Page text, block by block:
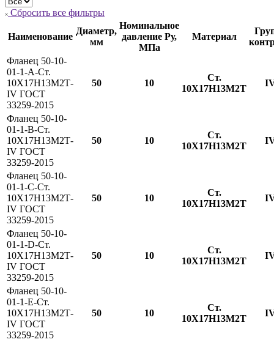
Сбросить все фильтры
Наименование
Диаметр,
мм
Номинальное
давление Ру,
МПа
Материал
Фланец 50-10-
01-1-A-Ст.
10Х17Н13М2Т-
IV ГОСТ
33259-2015
50 10
Ст.
10Х17Н13М2Т
Фланец 50-10-
01-1-B-Ст.
10Х17Н13М2Т-
IV ГОСТ
33259-2015
50 10
Ст.
10Х17Н13М2Т
Фланец 50-10-
01-1-С-Ст.
10Х17Н13М2Т-
IV ГОСТ
33259-2015
50 10
Ст.
10Х17Н13М2Т
Фланец 50-10-
01-1-D-Ст.
10Х17Н13М2Т-
IV ГОСТ
33259-2015
50 10
Ст.
10Х17Н13М2Т
Фланец 50-10-
01-1-E-Ст.
10Х17Н13М2Т-
IV ГОСТ
33259-2015
50 10
Ст.
10Х17Н13М2Т